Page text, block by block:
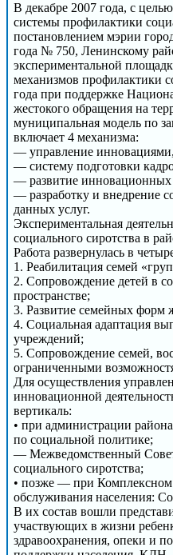
В декабре 2007 года, с
системы профилактики
постановлением мэрии
года № 750, Ленинскому
экспериментальной
механизмов профилактики
года при поддержке
жестокого обращения на
муниципальная модель по
включает 4 механизма:
— управление инновациями,
— систему подготовки
— развитие инновационных
— разработку и внедрение
данных услуг.
Экспериментальная
социального сиротства в
Работа развернулась в
1. Реабилитация семей
2. Сопровождение детей в
пространстве;
3. Развитие семейных форм
4. Социальная адаптация
учреждений;
5. Сопровождение семей,
ограниченными
Для осуществления
инновационной
вертикаль:
• при администрации
по социальной политике;
— Межведомственный
социального сиротства;
• позже — при Комплексном
обслуживания населения:
В их состав вошли
участвующих в жизни
здравоохранения, опеки и